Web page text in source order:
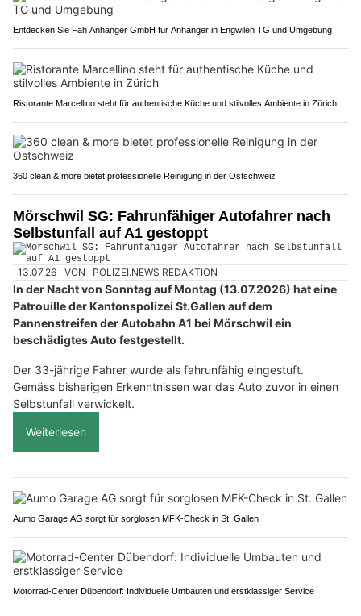
Entdecken Sie Fäh Anhänger GmbH für Anhänger in Engwilen TG und Umgebung
Ristorante Marcellino steht für authentische Küche und stilvolles Ambiente in Zürich
360 clean & more bietet professionelle Reinigung in der Ostschweiz
Mörschwil SG: Fahrunfähiger Autofahrer nach
Selbstunfall auf A1 gestoppt
13.07.26 VON POLIZEI.NEWS REDAKTION
In der Nacht von Sonntag auf Montag (13.07.2026) hat eine
Patrouille der Kantonspolizei St.Gallen auf dem
Pannenstreifen der Autobahn A1 bei Mörschwil ein
beschädigtes Auto festgestellt.
Der 33-jährige Fahrer wurde als fahrunfähig eingestuft.
Gemäss bisherigen Erkenntnissen war das Auto zuvor in einen
Selbstunfall verwickelt.
Weiterlesen
Aumo Garage AG sorgt für sorglosen MFK-Check in St. Gallen
Motorrad-Center Dübendorf: Individuelle Umbauten und erstklassiger Service